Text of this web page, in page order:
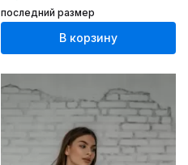
последний размер
В корзину